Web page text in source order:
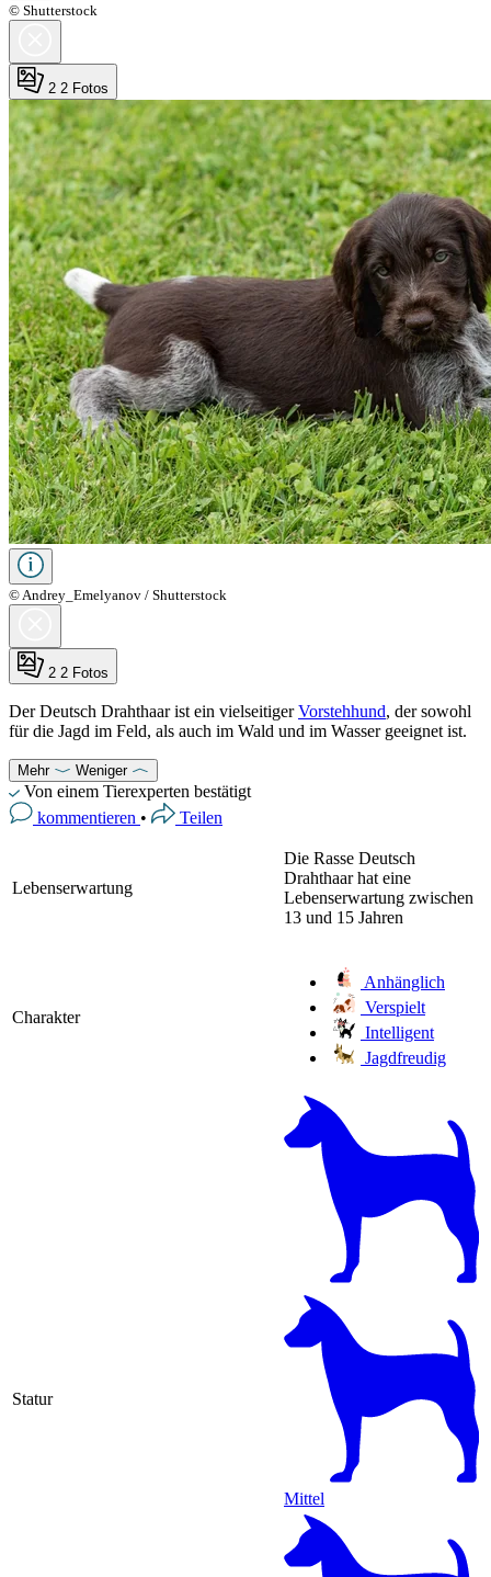
© Shutterstock
2 2 Fotos
© Andrey_Emelyanov / Shutterstock
2 2 Fotos
Der Deutsch Drahthaar ist ein vielseitigerVorstehhund, der sowohl
für die Jagd im Feld, als auch im Wald und im Wasser geeignet ist.
Mehr Weniger
Von einem Tierexperten bestätigt
kommentieren • Teilen
Lebenserwartung
Die Rasse Deutsch
Drahthaar hat eine
Lebenserwartung zwischen
13 und 15 Jahren
Charakter
Anhänglich
Verspielt
Intelligent
Jagdfreudig
Statur
Mittel